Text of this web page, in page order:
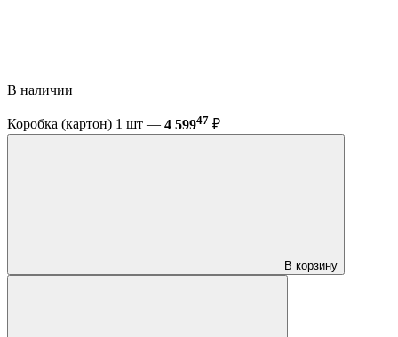
В наличии
Коробка (картон) 1 шт — 4 59947 ₽
В корзину